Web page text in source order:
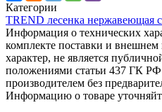
Категории
TREND лесенка нержавеющая
Информация о технических
комплекте поставки и
характер, не является
положениями статьи 437 ГК
производителем без
Информацию о товаре